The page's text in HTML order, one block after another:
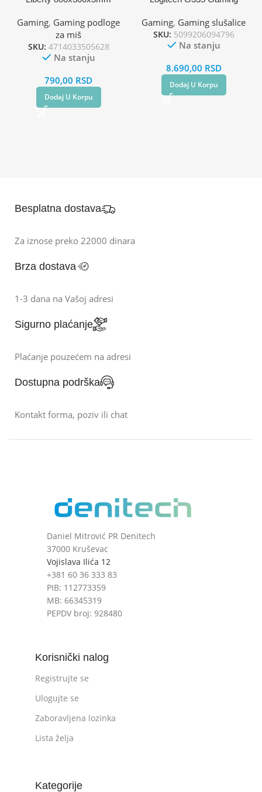
Gaming, Gaming podloge
za miš
SKU: 4714033505628
Na stanju
790,00 RSD
Dodaj U Korpu
Gaming, Gaming slušalice
SKU: 5099206094796
Na stanju
8.690,00 RSD
Dodaj U Korpu
Besplatna dostava
Za iznose preko 22000 dinara
Brza dostava
1-3 dana na Vašoj adresi
Sigurno plaćanje
Plaćanje pouzećem na adresi
Dostupna podrška
Kontakt forma, poziv ili chat
Daniel Mitrović PR Denitech
37000 Kruševac
Vojislava Ilića 12
+381 60 36 333 83
PIB: 112773359
MB: 66345319
PEPDV broj: 928480
Korisnički nalog
Registrujte se
Ulogujte se
Zaboravljena lozinka
Lista želja
Kategorije